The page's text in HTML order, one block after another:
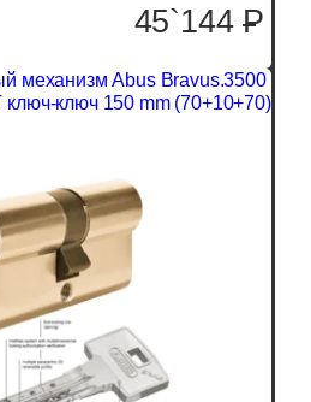
45`144P
механизм Abus Bravus.3500
ключ-ключ 150 mm (70+10+70)